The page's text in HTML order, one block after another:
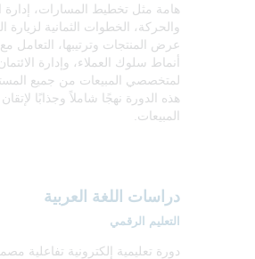
هامة مثل تخطيط المسارات، إدارة
والحركة، الخطوات الثمانية لزيارة
عرض المنتجات وترتيبها، التعامل
أنماط سلوك العملاء، وإدارة
لمتخصصي المبيعات من جميع
هذه الدورة نهجًا شاملاً وجذابًا
المبيعات.
دراسات اللغة العربية
التعليم الرقمي
دورة تعليمية إلكترونية تفاعلية